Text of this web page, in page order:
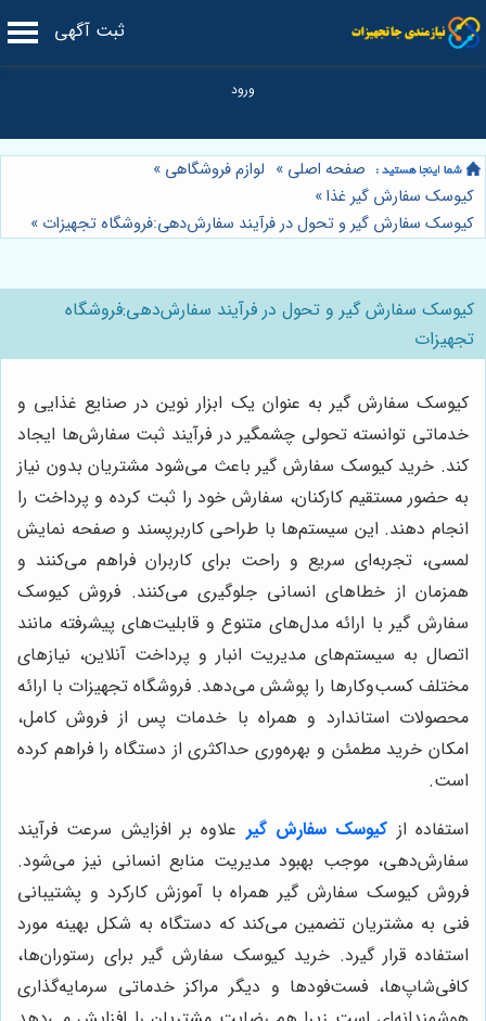
ثبت آگهی
صفحه اصلی » لوازم فروشگاهی »
کیوسک سفارش گیر غذا»
کیوسک سفارش گیر و تحول در فرآیند سفارش‌دهی:فروشگاه تجهیزات »
کیوسک سفارش گیر و تحول در فرآیند سفارش‌دهی:فروشگاه
تجهیزات
کیوسک سفارش گیر به عنوان یک ابزار نوین در صنایع غذایی و
خدماتی توانسته تحولی چشمگیر در فرآیند ثبت سفارش‌ها ایجاد
کند. خرید کیوسک سفارش گیر باعث می‌شود مشتریان بدون نیاز
به حضور مستقیم کارکنان، سفارش خود را ثبت کرده و پرداخت را
انجام دهند. این سیستم‌ها با طراحی کاربرپسند و صفحه نمایش
لمسی، تجربه‌ای سریع و راحت برای کاربران فراهم می‌کنند و
همزمان از خطاهای انسانی جلوگیری می‌کنند. فروش کیوسک
سفارش گیر با ارائه مدل‌های متنوع و قابلیت‌های پیشرفته مانند
اتصال به سیستم‌های مدیریت انبار و پرداخت آنلاین، نیازهای
مختلف کسب‌وکارها را پوشش می‌دهد. فروشگاه تجهیزات با ارائه
محصولات استاندارد و همراه با خدمات پس از فروش کامل،
امکان خرید مطمئن و بهره‌وری حداکثری از دستگاه را فراهم کرده
است.
استفاده از کیوسک سفارش گیر علاوه بر افزایش سرعت فرآیند
سفارش‌دهی، موجب بهبود مدیریت منابع انسانی نیز می‌شود.
فروش کیوسک سفارش گیر همراه با آموزش کارکرد و پشتیبانی
فنی به مشتریان تضمین می‌کند که دستگاه به شکل بهینه مورد
استفاده قرار گیرد. خرید کیوسک سفارش گیر برای رستوران‌ها،
کافی‌شاپ‌ها، فست‌فودها و دیگر مراکز خدماتی سرمایه‌گذاری